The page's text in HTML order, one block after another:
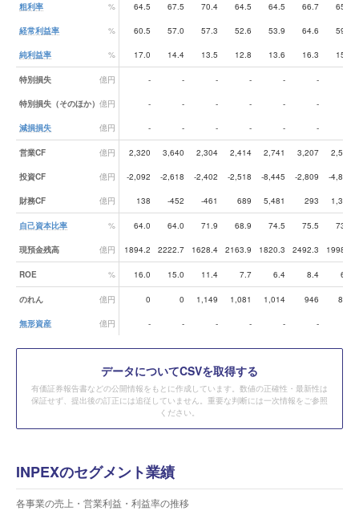
粗利率 % 64.5 67.5 70.4 64.5 64.5 66.7 65.0
経常利益率 % 60.5 57.0 57.3 52.6 53.9 64.6 59.0
純利益率 % 17.0 14.4 13.5 12.8 13.6 16.3 15.0
特別損失 億円 - - - - - -
特別損失（そのほか） 億円 - - - - - -
減損損失 億円 - - - - - -
営業CF 億円 2,320 3,640 2,304 2,414 2,741 3,207 2,523
投資CF 億円 -2,092 -2,618 -2,402 -2,518 -8,445 -2,809 -4,899
財務CF 億円 138 -452 -461 689 5,481 293 1,371
自己資本比率 % 64.0 64.0 71.9 68.9 74.5 75.5 73.9
現預金残高 億円 1894.2 2222.7 1628.4 2163.9 1820.3 2492.3 1998.6
ROE % 16.0 15.0 11.4 7.7 6.4 8.4 6.8
のれん 億円 0 0 1,149 1,081 1,014 946 878
無形資産 億円 - - - - - -
データについてCSVを取得する
有価証券報告書などの公開情報をもとに作成しています。数値の正確性・最新性は
保証せず、提出後の訂正には追従していません。重要な判断には一次情報をご参照
ください。
INPEXのセグメント業績
各事業の売上・営業利益・利益率の推移